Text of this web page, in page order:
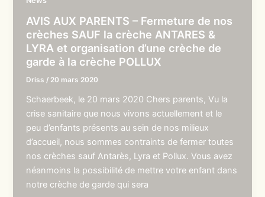
AVIS AUX PARENTS – Fermeture de nos
crèches SAUF la crèche ANTARES &
LYRA et organisation d’une crèche de
garde à la crèche POLLUX
Driss / 20 mars 2020
Schaerbeek, le 20 mars 2020 Chers parents, Vu la
crise sanitaire que nous vivons actuellement et le
peu d’enfants présents au sein de nos milieux
d’accueil, nous sommes contraints de fermer toutes
nos crèches sauf Antarès, Lyra et Pollux. Vous avez
néanmoins la possibilité de mettre votre enfant dans
notre crèche de garde qui sera